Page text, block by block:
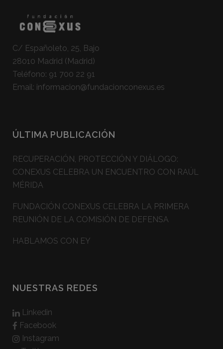
C/ Españoleto, 25, Bajo
28010 Madrid (Madrid)
Teléfono: 91 700 22 91
Email: informacion@fundacionconexus.es
ÚLTIMA PUBLICACIÓN
RECUPERACIÓN, PROTECCIÓN Y DIÁLOGO:
CONEXUS CELEBRA UN ENCUENTRO CON RAÚL
MÉRIDA
FUNDACIÓN CONEXUS CELEBRA LA PRIMERA
REUNIÓN DE LA COMISIÓN DE DEFENSA
HABLAMOS CON EY
NUESTRAS REDES
Linkedin
Facebook
Instagram